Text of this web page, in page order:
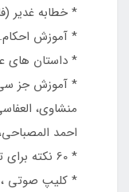
* خطابه غدير
* آموزش احکام.
* داستان هاي
* آموزش جز سي
منشاوي،
احمد
* 60 نکته براي تربيت فرزند در اسلام .
* کليپ صوتي ،